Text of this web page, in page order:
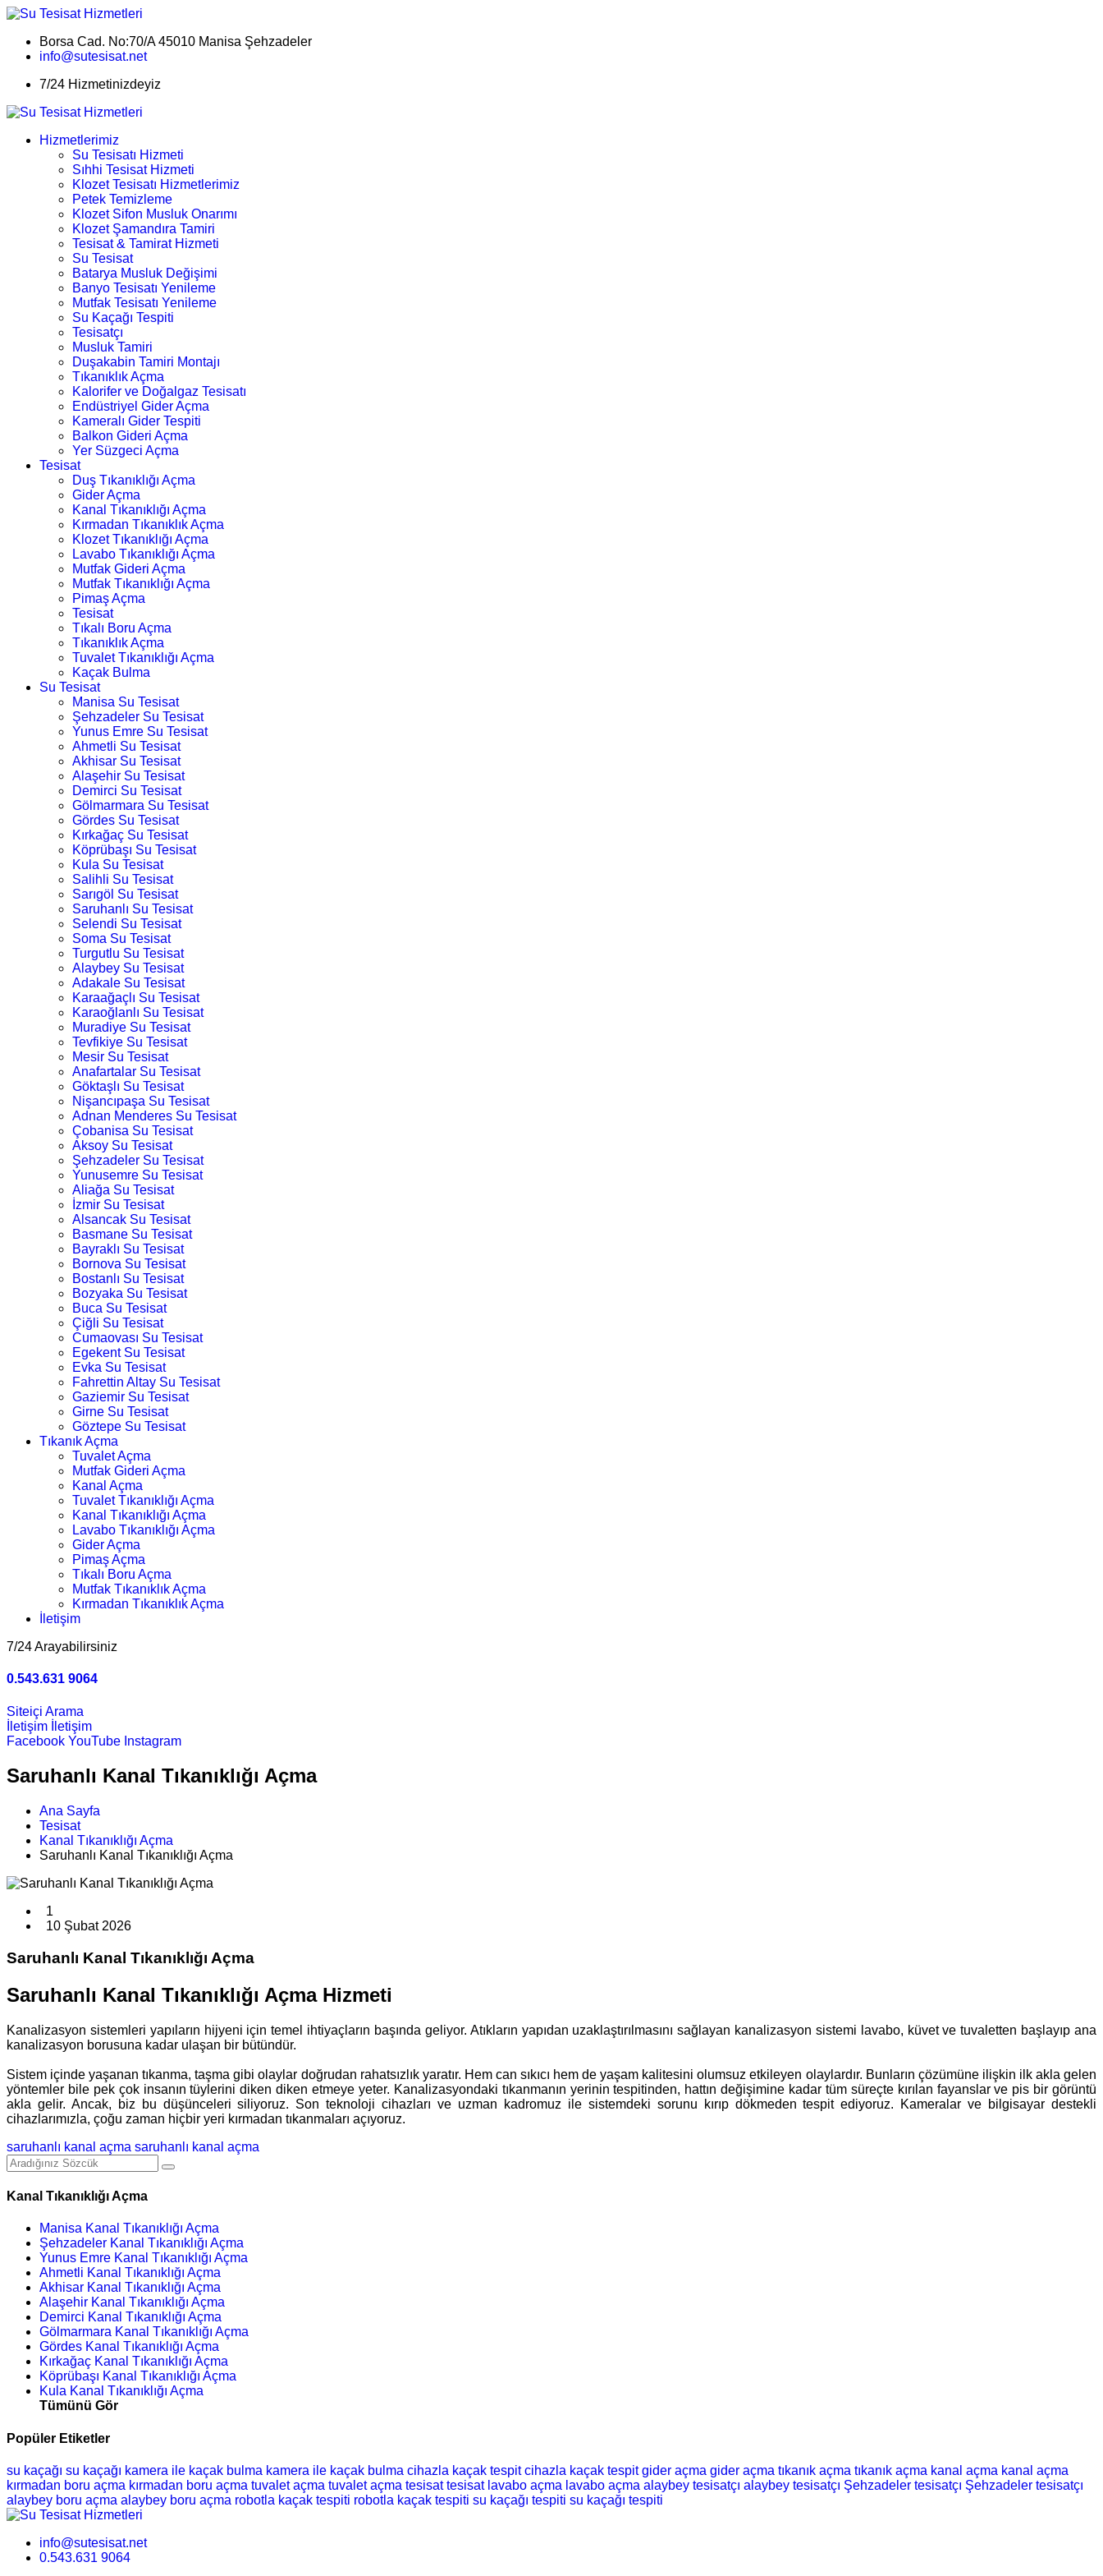
Borsa Cad. No:70/A 45010 Manisa Şehzadeler
info@sutesisat.net
7/24 Hizmetinizdeyiz
Hizmetlerimiz
Su Tesisatı Hizmeti
Sıhhi Tesisat Hizmeti
Klozet Tesisatı Hizmetlerimiz
Petek Temizleme
Klozet Sifon Musluk Onarımı
Klozet Şamandıra Tamiri
Tesisat & Tamirat Hizmeti
Su Tesisat
Batarya Musluk Değişimi
Banyo Tesisatı Yenileme
Mutfak Tesisatı Yenileme
Su Kaçağı Tespiti
Tesisatçı
Musluk Tamiri
Duşakabin Tamiri Montajı
Tıkanıklık Açma
Kalorifer ve Doğalgaz Tesisatı
Endüstriyel Gider Açma
Kameralı Gider Tespiti
Balkon Gideri Açma
Yer Süzgeci Açma
Tesisat
Duş Tıkanıklığı Açma
Gider Açma
Kanal Tıkanıklığı Açma
Kırmadan Tıkanıklık Açma
Klozet Tıkanıklığı Açma
Lavabo Tıkanıklığı Açma
Mutfak Gideri Açma
Mutfak Tıkanıklığı Açma
Pimaş Açma
Tesisat
Tıkalı Boru Açma
Tıkanıklık Açma
Tuvalet Tıkanıklığı Açma
Kaçak Bulma
Su Tesisat
Manisa Su Tesisat
Şehzadeler Su Tesisat
Yunus Emre Su Tesisat
Ahmetli Su Tesisat
Akhisar Su Tesisat
Alaşehir Su Tesisat
Demirci Su Tesisat
Gölmarmara Su Tesisat
Gördes Su Tesisat
Kırkağaç Su Tesisat
Köprübaşı Su Tesisat
Kula Su Tesisat
Salihli Su Tesisat
Sarıgöl Su Tesisat
Saruhanlı Su Tesisat
Selendi Su Tesisat
Soma Su Tesisat
Turgutlu Su Tesisat
Alaybey Su Tesisat
Adakale Su Tesisat
Karaağaçlı Su Tesisat
Karaoğlanlı Su Tesisat
Muradiye Su Tesisat
Tevfikiye Su Tesisat
Mesir Su Tesisat
Anafartalar Su Tesisat
Göktaşlı Su Tesisat
Nişancıpaşa Su Tesisat
Adnan Menderes Su Tesisat
Çobanisa Su Tesisat
Aksoy Su Tesisat
Şehzadeler Su Tesisat
Yunusemre Su Tesisat
Aliağa Su Tesisat
İzmir Su Tesisat
Alsancak Su Tesisat
Basmane Su Tesisat
Bayraklı Su Tesisat
Bornova Su Tesisat
Bostanlı Su Tesisat
Bozyaka Su Tesisat
Buca Su Tesisat
Çiğli Su Tesisat
Cumaovası Su Tesisat
Egekent Su Tesisat
Evka Su Tesisat
Fahrettin Altay Su Tesisat
Gaziemir Su Tesisat
Girne Su Tesisat
Göztepe Su Tesisat
Tıkanık Açma
Tuvalet Açma
Mutfak Gideri Açma
Kanal Açma
Tuvalet Tıkanıklığı Açma
Kanal Tıkanıklığı Açma
Lavabo Tıkanıklığı Açma
Gider Açma
Pimaş Açma
Tıkalı Boru Açma
Mutfak Tıkanıklık Açma
Kırmadan Tıkanıklık Açma
İletişim
7/24 Arayabilirsiniz
0.543.631 9064
Siteiçi Arama
İletişim
İletişim
Facebook YouTube Instagram
Saruhanlı Kanal Tıkanıklığı Açma
Ana Sayfa
Tesisat
Kanal Tıkanıklığı Açma
Saruhanlı Kanal Tıkanıklığı Açma
1
10 Şubat 2026
Saruhanlı Kanal Tıkanıklığı Açma
Saruhanlı Kanal Tıkanıklığı Açma Hizmeti
Kanalizasyon sistemleri yapıların hijyeni için temel ihtiyaçların başında geliyor. Atıkların yapıdan uzaklaştırılmasını sağlayan kanalizasyon sistemi lavabo, küvet ve tuvaletten başlayıp ana
kanalizasyon borusuna kadar ulaşan bir bütündür.
Sistem içinde yaşanan tıkanma, taşma gibi olaylar doğrudan rahatsızlık yaratır. Hem can sıkıcı hem de yaşam kalitesini olumsuz etkileyen olaylardır. Bunların çözümüne ilişkin ilk akla gelen
yöntemler bile pek çok insanın tüylerini diken diken etmeye yeter. Kanalizasyondaki tıkanmanın yerinin tespitinden, hattın değişimine kadar tüm süreçte kırılan fayanslar ve pis bir görüntü
akla gelir. Ancak, biz bu düşünceleri siliyoruz. Son teknoloji cihazları ve uzman kadromuz ile sistemdeki sorunu kırıp dökmeden tespit ediyoruz. Kameralar ve bilgisayar destekli
cihazlarımızla, çoğu zaman hiçbir yeri kırmadan tıkanmaları açıyoruz.
saruhanlı kanal açma saruhanlı kanal açma
Kanal Tıkanıklığı Açma
Manisa Kanal Tıkanıklığı Açma
Şehzadeler Kanal Tıkanıklığı Açma
Yunus Emre Kanal Tıkanıklığı Açma
Ahmetli Kanal Tıkanıklığı Açma
Akhisar Kanal Tıkanıklığı Açma
Alaşehir Kanal Tıkanıklığı Açma
Demirci Kanal Tıkanıklığı Açma
Gölmarmara Kanal Tıkanıklığı Açma
Gördes Kanal Tıkanıklığı Açma
Kırkağaç Kanal Tıkanıklığı Açma
Köprübaşı Kanal Tıkanıklığı Açma
Kula Kanal Tıkanıklığı Açma
Tümünü Gör
Popüler Etiketler
su kaçağı su kaçağı kamera ile kaçak bulma kamera ile kaçak bulma cihazla kaçak tespit cihazla kaçak tespit gider açma gider açma tıkanık açma tıkanık açma kanal açma kanal açma
kırmadan boru açma kırmadan boru açma tuvalet açma tuvalet açma tesisat tesisat lavabo açma lavabo açma alaybey tesisatçı alaybey tesisatçı Şehzadeler tesisatçı Şehzadeler tesisatçı
alaybey boru açma alaybey boru açma robotla kaçak tespiti robotla kaçak tespiti su kaçağı tespiti su kaçağı tespiti
info@sutesisat.net
0.543.631 9064